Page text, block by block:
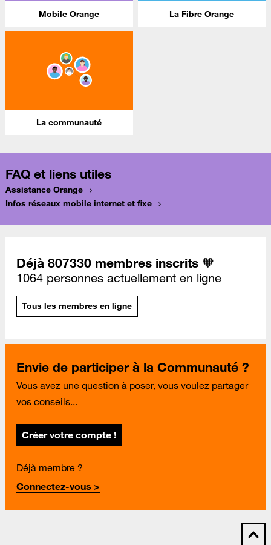
Mobile Orange La Fibre Orange
La communauté
FAQ et liens utiles
Assistance Orange
Infos réseaux mobile internet et fixe
Déjà 807330 membres inscrits 🧡
1064 personnes actuellement en ligne
Tous les membres en ligne
Envie de participer à la Communauté ?
Vous avez une question à poser, vous voulez partager
vos conseils...
Créer votre compte !
Déjà membre ?
Connectez-vous >